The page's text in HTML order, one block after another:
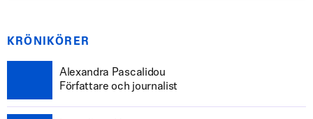
KRÖNIKÖRER
Alexandra Pascalidou
Författare och journalist